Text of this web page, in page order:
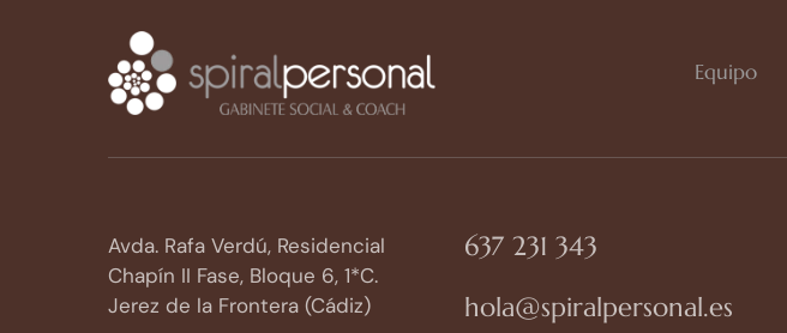
Equipo
Avda. Rafa Verdú, Residencial
Chapín II Fase, Bloque 6, 1*C.
Jerez de la Frontera (Cádiz)
637 231 343
hola@spiralpersonal.es